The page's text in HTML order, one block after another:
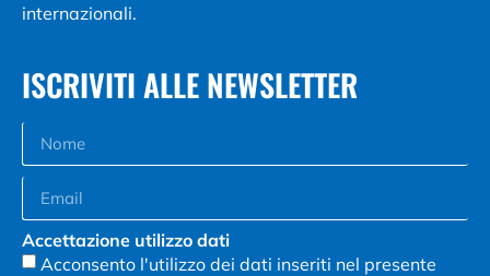
internazionali.
ISCRIVITI ALLE NEWSLETTER
Accettazione utilizzo dati
Acconsento l'utilizzo dei dati inseriti nel presente